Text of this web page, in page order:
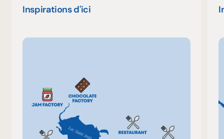
Inspirations d'ici